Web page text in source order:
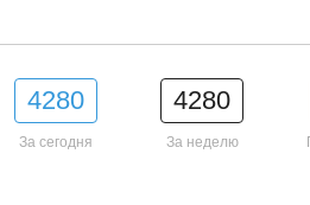
4280
За сегодня
4280
За неделю